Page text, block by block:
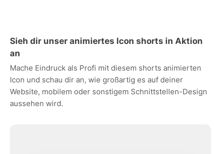
Sieh dir unser animiertes Icon shorts in Aktion
an
Mache Eindruck als Profi mit diesem shorts animierten
Icon und schau dir an, wie großartig es auf deiner
Website, mobilem oder sonstigem Schnittstellen-Design
aussehen wird.